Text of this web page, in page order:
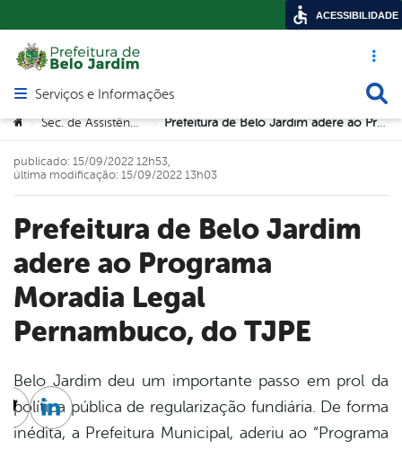
Acesso
Abrir menu principal de navegação
Serviços e Informações
Você está aqui:
> Sec. de Assistência Social > Prefeitura de Belo Jardim adere ao Programa Moradia Legal Pernambuco, do TJPE
Prefeitura de Belo Jardim
adere ao Programa
Moradia Legal
Pernambuco, do TJPE
publicado: 15/09/2022 12h53,
última modificação: 15/09/2022 13h03
Belo Jardim deu um importante passo em prol da
política pública de regularização fundiária. De forma
inédita, a Prefeitura Municipal, aderiu ao “Programa
Twitter
Linkedin
ACESSIBILIDADE